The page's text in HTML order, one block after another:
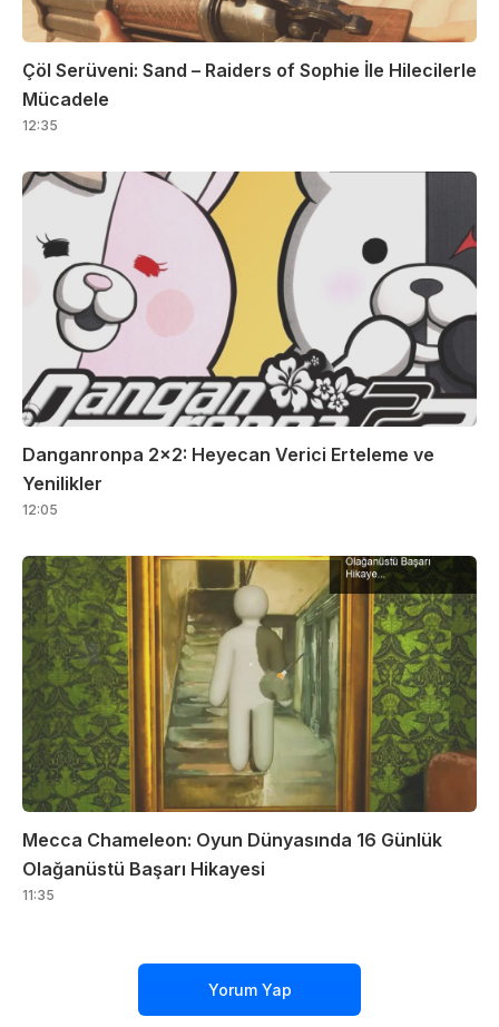
Çöl Serüveni: Sand – Raiders of Sophie İle Hilecilerle
Mücadele
12:35
Danganronpa 2×2: Heyecan Verici Erteleme ve
Yenilikler
12:05
Mecca Chameleon: Oyun Dünyasında 16 Günlük
Olağanüstü Başarı Hikayesi
11:35
Yorum Yap